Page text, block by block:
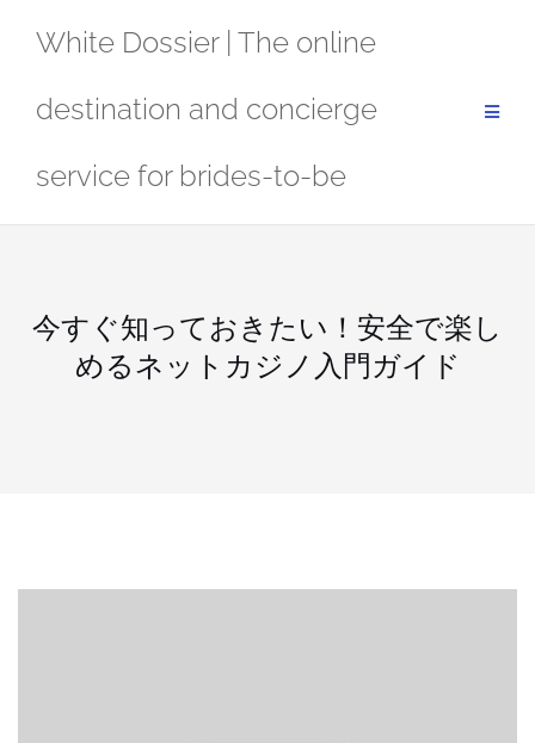
White Dossier | The online
destination and concierge
service for brides-to-be
今すぐ知っておきたい！安全で楽し
めるネットカジノ入門ガイド